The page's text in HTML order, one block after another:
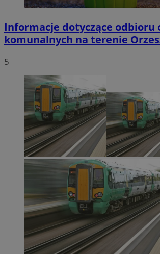
Informacje dotyczące odbioru
komunalnych na terenie
5